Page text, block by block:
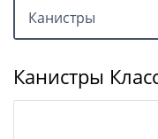
Канистры
Канистры